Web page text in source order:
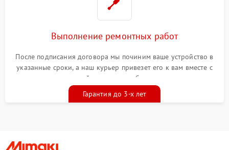
Выполнение ремонтных работ
После подписания договора мы починим ваше устройство в
указанные сроки, а наш курьер привезет его к вам вместе с
гарантийным талоном бесплатно
Гарантия до 3-х лет